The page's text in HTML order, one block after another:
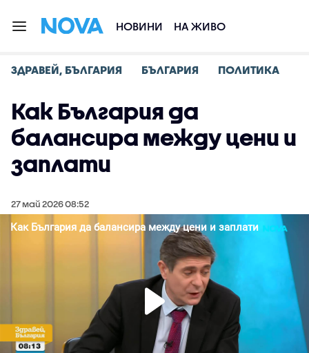
НОВИНИ НА ЖИВО
ЗДРАВЕЙ, БЪЛГАРИЯ БЪЛГАРИЯ ПОЛИТИКА
Как България да
балансира между цени и
заплати
27 май 2026 08:52